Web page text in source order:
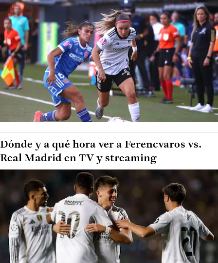
Dónde y a qué hora ver a Ferencvaros vs.
Real Madrid en TV y streaming